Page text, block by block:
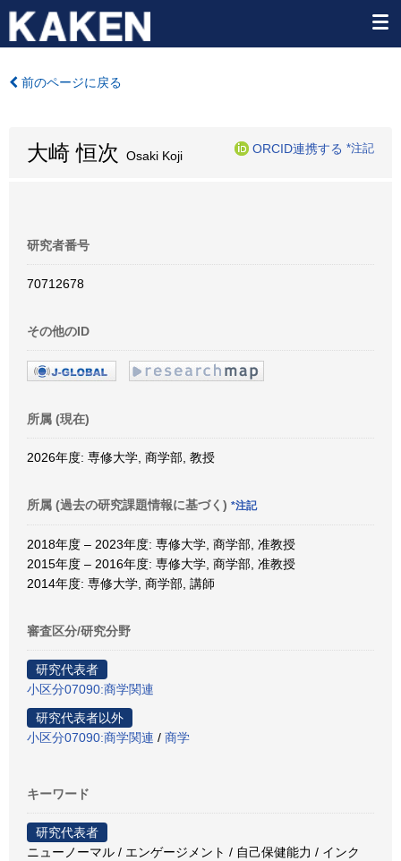
前のページに戻る
大崎 恒次 Osaki Koji
ORCID連携する *注記
研究者番号
70712678
その他のID
所属 (現在)
2026年度: 専修大学, 商学部, 教授
所属 (過去の研究課題情報に基づく) *注記
2018年度 – 2023年度: 専修大学, 商学部, 准教授
2015年度 – 2016年度: 専修大学, 商学部, 准教授
2014年度: 専修大学, 商学部, 講師
審査区分/研究分野
研究代表者
小区分07090:商学関連
研究代表者以外
小区分07090:商学関連 / 商学
キーワード
研究代表者
ニューノーマル / エンゲージメント / 自己保健能力 / インク